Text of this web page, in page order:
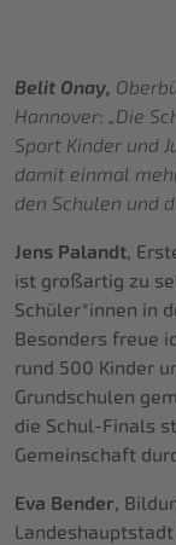
Belit Onay,
Hannover: „Die
Sport Kinder und
damit einmal
den Schulen und
Jens Palandt,
ist großartig zu
Schüler*innen in
Besonders freue
rund 500 Kinder
Grundschulen
die Schul-Finals
Gemeinschaft
Eva Bender,